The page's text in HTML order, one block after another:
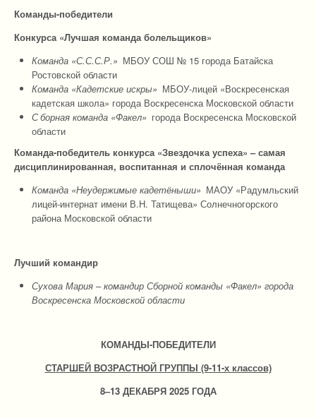
Команды-победители
Конкурса «Лучшая команда болельщиков»
Команда «С.С.С.Р.» МБОУ СОШ № 15 города Батайска
Ростовской области
Команда «Кадетские искры» МБОУ-лицей «Воскресенская
кадетская школа» города Воскресенска Московской области
Сборная команда «Факел» города Воскресенска Московской
области
Команда-победитель конкурса «Звездочка успеха» – самая
дисциплинированная, воспитанная и сплочённая команда
Команда «Неудержимые кадетёныши» МАОУ «Радумльский
лицей-интернат имени В.Н. Татищева» Солнечногорского
района Московской области
Лучший командир
Сухова Мария – командир Сборной команды «Факел» города
Воскресенска Московской области
КОМАНДЫ-ПОБЕДИТЕЛИ
СТАРШЕЙ ВОЗРАСТНОЙ ГРУППЫ (9-11-х классов)
8–13 ДЕКАБРЯ 2025 ГОДА